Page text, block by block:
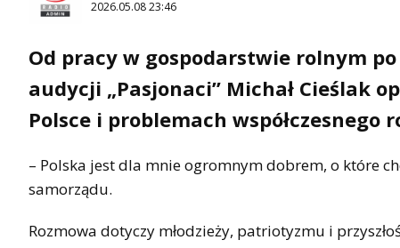
2026.05.08 23:46
Od pracy w gospodarstwie rolnym
audycji „Pasjonaci” Michał Cieślak
Polsce i problemach współczesnego
– Polska jest dla mnie ogromnym dobrem, o które
samorządu.
Rozmowa dotyczy młodzieży, patriotyzmu i